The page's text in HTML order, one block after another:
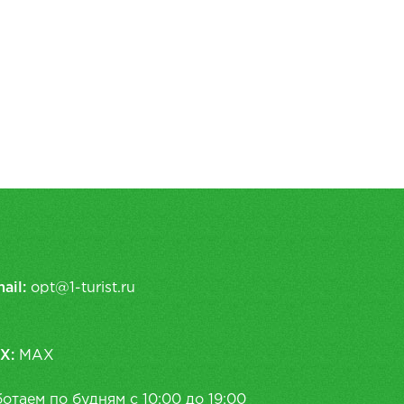
opt@1-turist.ru
MAX
по будням с 10:00 до 19:00